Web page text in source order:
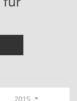
2015